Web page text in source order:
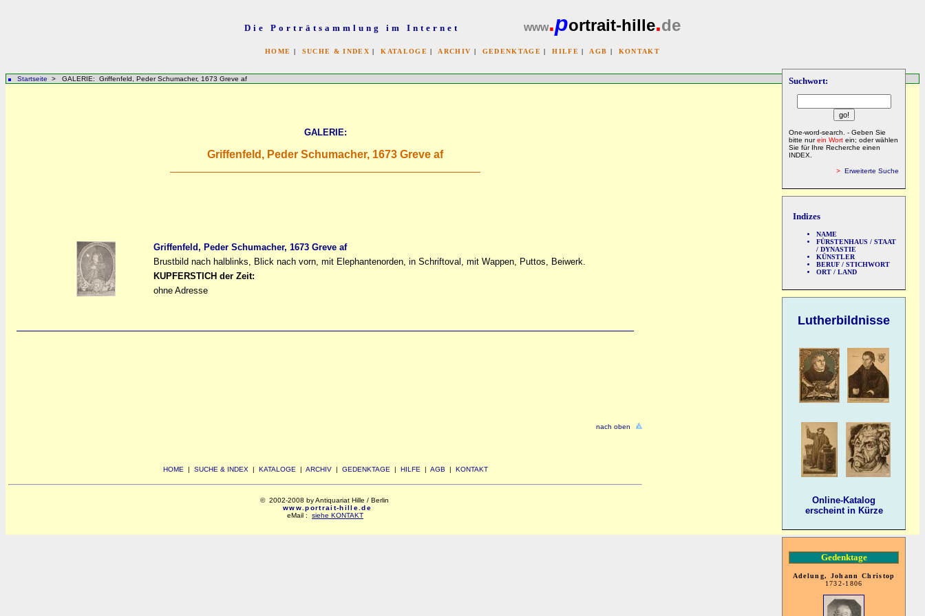
Die Porträtsammlung im Internet www.portrait-hille.de
HOME | SUCHE & INDEX |KATALOGE | ARCHIV | GEDENKTAGE |HILFE | AGB | KONTAKT
Suchwort:
One-word-search. - Geben Sie
bitte nurein Wort ein; oder wählen
Sie für Ihre Recherche einen
INDEX.
> Erweiterte Suche
Indizes
NAME
FÜRSTENHAUS / STAAT
/ DYNASTIE
KÜNSTLER
BERUF / STICHWORT
ORT / LAND
Lutherbildnisse
Online-Katalog
erscheint in Kürze
Gedenktage
Adelung, Johann Christop
1732-1806
Startseite > GALERIE: Griffenfeld, Peder Schumacher, 1673 Greve af
GALERIE:
Griffenfeld, Peder Schumacher, 1673 Greve af
Griffenfeld, Peder Schumacher, 1673 Greve af
Brustbild nach halblinks, Blick nach vorn, mit Elephantenorden, in Schriftoval, mit Wappen, Puttos, Beiwerk.
KUPFERSTICH der Zeit:
ohne Adresse
nach oben
HOME | SUCHE & INDEX | KATALOGE | ARCHIV| GEDENKTAGE | HILFE | AGB | KONTAKT
© 2002-2008 by Antiquariat Hille / Berlin
www.portrait-hille.de
eMail : siehe KONTAKT